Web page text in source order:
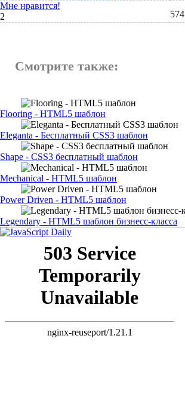
Мне нравится!
2
574
Смотрите также:
Flooring - HTML5 шаблон
Eleganta - Бесплатный CSS3 шаблон
Shape - CSS3 бесплатный шаблон
Mechanical - HTML5 шаблон
Power Driven - HTML5 шаблон
Legendary - HTML5 шаблон бизнесс-класса